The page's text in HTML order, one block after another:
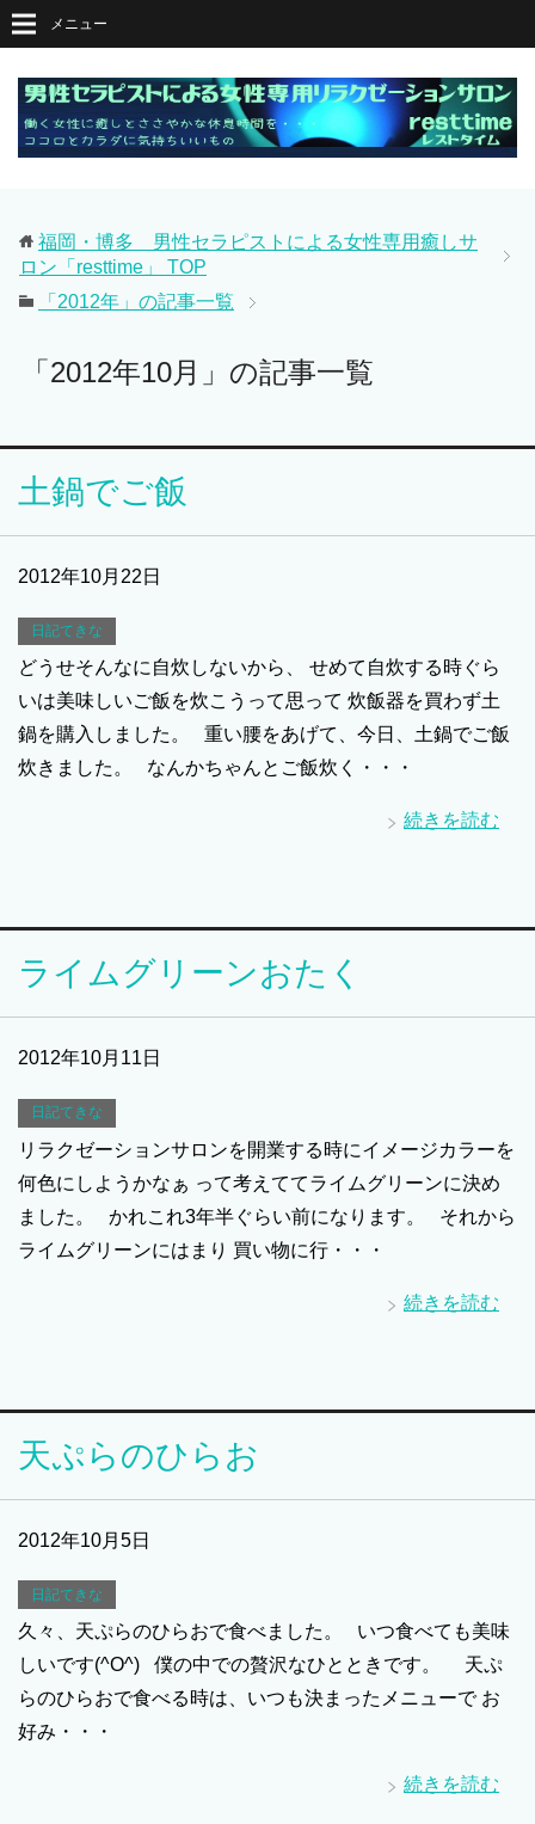
メニュー
福岡・博多 男性セラピストによる女性専用癒しサ
ロン「resttime」
TOP
「2012年」の記事一覧
「2012年10月」の記事一覧
土鍋でご飯
2012年10月22日
日記てきな
どうせそんなに自炊しないから、 せめて自炊する時ぐら
いは美味しいご飯を炊こうって思って 炊飯器を買わず土
鍋を購入しました。 重い腰をあげて、今日、土鍋でご飯
炊きました。 なんかちゃんとご飯炊く・・・
続きを読む
ライムグリーンおたく
2012年10月11日
日記てきな
リラクゼーションサロンを開業する時にイメージカラーを
何色にしようかなぁ って考えててライムグリーンに決め
ました。 かれこれ3年半ぐらい前になります。 それから
ライムグリーンにはまり 買い物に行・・・
続きを読む
天ぷらのひらお
2012年10月5日
日記てきな
久々、天ぷらのひらおで食べました。 いつ食べても美味
しいです(^O^) 僕の中での贅沢なひとときです。 天ぷ
らのひらおで食べる時は、いつも決まったメニューで お
好み・・・
続きを読む